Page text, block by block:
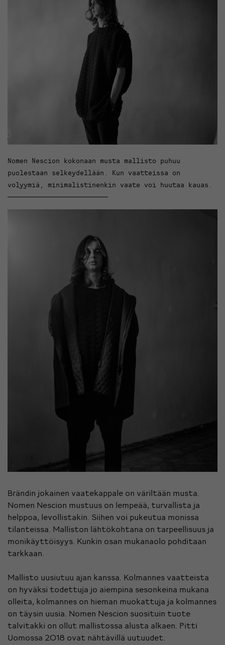
Nomen Nescion kokonaan musta mallisto puhuu
puolestaan selkeydellään. Kun vaatteissa on
volyymiä, minimalistinenkin vaate voi huutaa kauas.
Brändin jokainen vaatekappale on väriltään musta.
Nomen Nescion mustuus on lempeää, turvallista ja
helppoa, levollistakin. Siihen voi pukeutua monissa
tilanteissa. Malliston lähtökohtana on tarpeellisuus ja
monikäyttöisyys. Kunkin osan mukanaolo pohditaan
tarkkaan.
Mallisto uusiutuu ajan kanssa. Kolmannes vaatteista
on hyväksi todettuja jo aiempina sesonkeina mukana
olleita, kolmannes on hieman muokattuja ja kolmannes
on täysin uusia. Nomen Nescion suosituin tuote
talvitakki on ollut mallistossa alusta alkaen. Pitti
Uomossa 2018 ovat nähtävillä uutuudet.